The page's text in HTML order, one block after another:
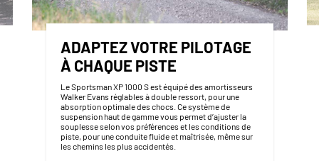
ADAPTEZ VOTRE PILOTAGE
À CHAQUE PISTE
Le Sportsman XP 1000 S est équipé des amortisseurs
Walker Evans réglables à double ressort, pour une
absorption optimale des chocs. Ce système de
suspension haut de gamme vous permet d’ajuster la
souplesse selon vos préférences et les conditions de
piste, pour une conduite fluide et maîtrisée, même sur
les chemins les plus accidentés.